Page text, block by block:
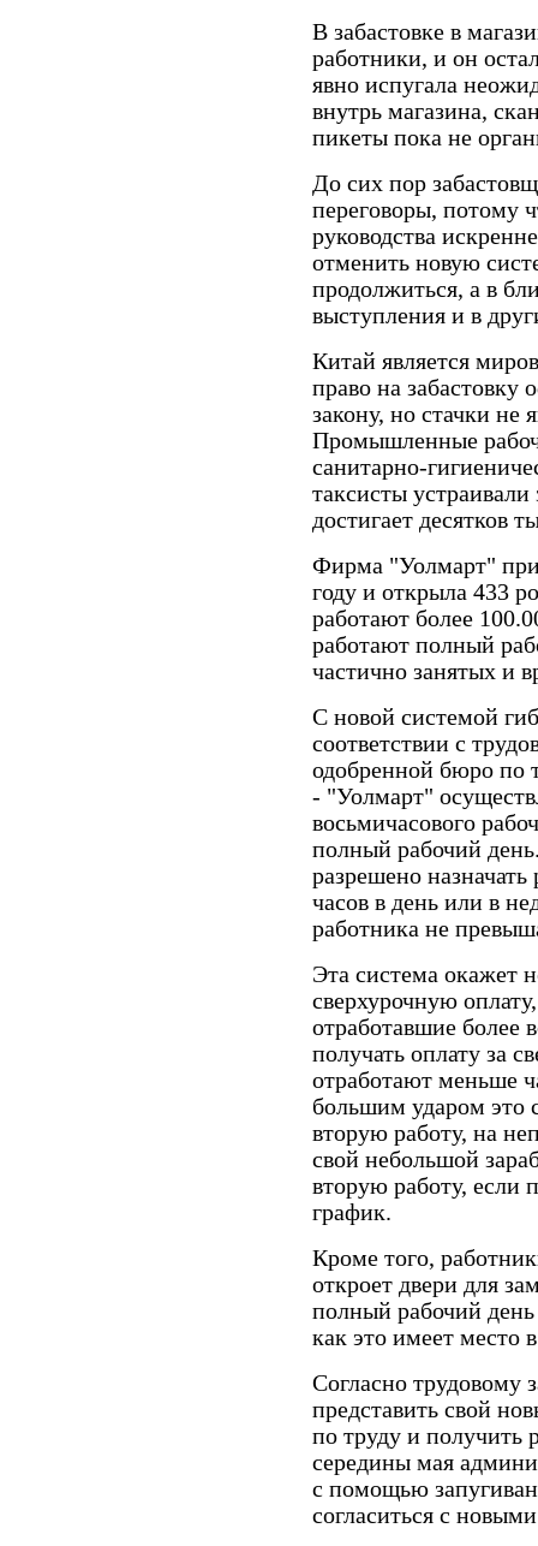
В забастовке в
работники, и он
явно испугала
внутрь магазина,
пикеты пока не
До сих пор
переговоры, потому
руководства
отменить новую
продолжиться, а в
выступления и в
Китай является
право на забастовку
закону, но стачки не
Промышленные
санитарно-
таксисты
достигает десятков
Фирма "Уолмарт"
году и открыла 433
работают более
работают полный
частично занятых и
С новой системой
соответствии с
одобренной бюро по
- "Уолмарт"
восьмичасового
полный рабочий
разрешено
часов в день или в
работника не
Эта система окажет
сверхурочную
отработавшие более
получать оплату за
отработают меньше
большим ударом это
вторую работу, на
свой небольшой
вторую работу, если
график.
Кроме того,
откроет двери для
полный рабочий
как это имеет
Согласно трудовому
представить свой
по труду и получить
середины мая
с помощью
согласиться с